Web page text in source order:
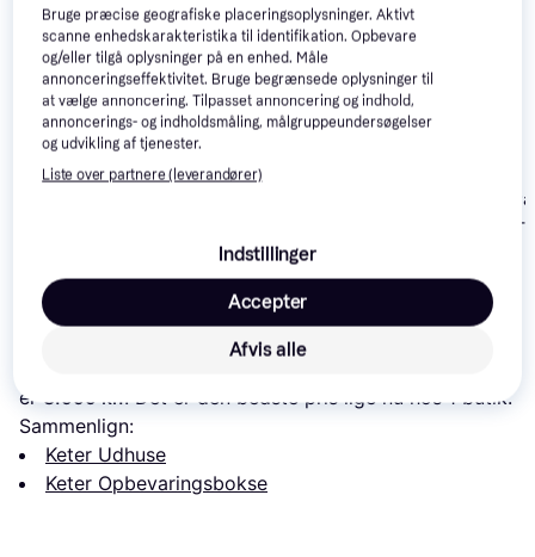
Keter Grande Store
407750
1
Keter Store-It-Out
999 kr.
Canopia by
Skylight 540-
Læs om produktet
er 3.999 kr.. Det er den bedste pris lige nu hos 1 butik.
Sammenlign:
Keter Udhuse
Keter Opbevaringsbokse
Bruge præcise geografiske placeringsoplysninger. Aktivt
scanne enhedskarakteristika til identifikation. Opbevare
og/eller tilgå oplysninger på en enhed. Måle
annonceringseffektivitet. Bruge begrænsede oplysninger til
at vælge annoncering. Tilpasset annoncering og indhold,
annoncerings- og indholdsmåling, målgruppeundersøgelser
og udvikling af tjenester.
Liste over partnere (leverandører)
Indstillinger
Afvis alle
Accepter